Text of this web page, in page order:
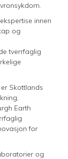
innen
og
tverrfaglig
, er Skottlands
Earth
for
og